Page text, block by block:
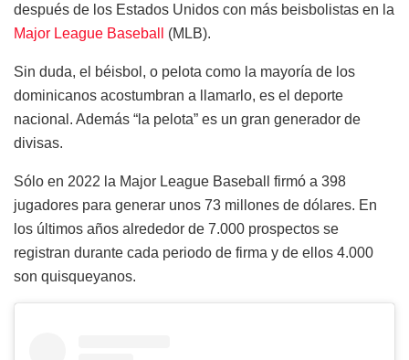
después de los Estados Unidos con más beisbolistas en la
Major League Baseball
(MLB).
Sin duda, el béisbol, o pelota como la mayoría de los
dominicanos acostumbran a llamarlo, es el deporte
nacional. Además “la pelota” es un gran generador de
divisas.
Sólo en 2022 la Major League Baseball firmó a 398
jugadores para generar unos 73 millones de dólares. En
los últimos años alrededor de 7.000 prospectos se
registran durante cada periodo de firma y de ellos 4.000
son quisqueyanos.